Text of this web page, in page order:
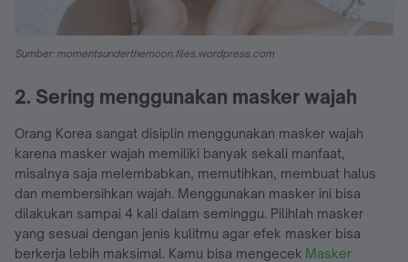
Sumber: momentsunderthemoon.files.wordpress.com
2. Sering menggunakan masker wajah
Orang Korea sangat disiplin menggunakan masker wajah
karena masker wajah memiliki banyak sekali manfaat,
misalnya saja melembabkan, memutihkan, membuat halus
dan membersihkan wajah. Menggunakan masker ini bisa
dilakukan sampai 4 kali dalam seminggu. Pilihlah masker
yang sesuai dengan jenis kulitmu agar efek masker bisa
berkerja lebih maksimal. Kamu bisa mengecek Masker